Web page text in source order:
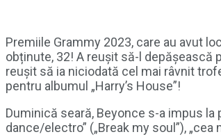
Premiile Grammy 2023, care au avut
obținute, 32! A reușit să-l depășească
reușit să ia niciodată cel mai râvnit
pentru albumul „Harry’s House”!
Duminică seară, Beyonce s-a impus la
dance/electro” („Break my soul”),